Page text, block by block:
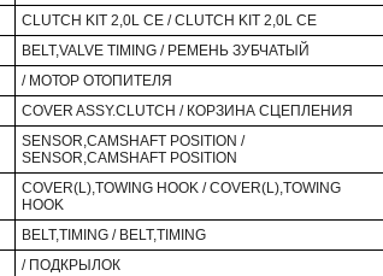
CLUTCH KIT 2,0L CE / CLUTCH KIT 2,0L CE
BELT,VALVE TIMING / РЕМЕНЬ ЗУБЧАТЫЙ
/ МОТОР ОТОПИТЕЛЯ
COVER ASSY.CLUTCH / КОРЗИНА СЦЕПЛЕНИЯ
SENSOR,CAMSHAFT POSITION /
SENSOR,CAMSHAFT POSITION
COVER(L),TOWING HOOK / COVER(L),TOWING
HOOK
BELT,TIMING / BELT,TIMING
/ ПОДКРЫЛОК